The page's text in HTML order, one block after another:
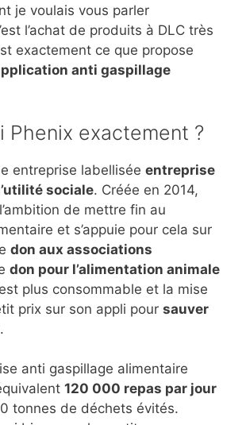
je voulais vous parler
l’achat de produits à DLC très
exactement ce que propose
anti gaspillage
Phenix exactement ?
entreprise labellisée entreprise
sociale. Créée en 2014,
de mettre fin au
et s’appuie pour cela sur
don aux associations
don pour l’alimentation animale
plus consommable et la mise
prix sur son appli pour sauver
.
anti gaspillage alimentaire
120 000 repas par jour
tonnes de déchets évités.